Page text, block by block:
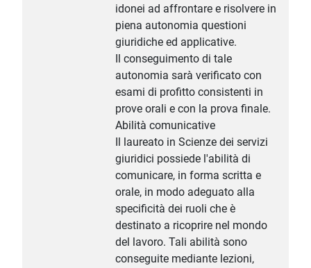
idonei ad affrontare e risolvere in
piena autonomia questioni
giuridiche ed applicative.
Il conseguimento di tale
autonomia sarà verificato con
esami di profitto consistenti in
prove orali e con la prova finale.
Abilità comunicative
Il laureato in Scienze dei servizi
giuridici possiede l'abilità di
comunicare, in forma scritta e
orale, in modo adeguato alla
specificità dei ruoli che è
destinato a ricoprire nel mondo
del lavoro. Tali abilità sono
conseguite mediante lezioni,